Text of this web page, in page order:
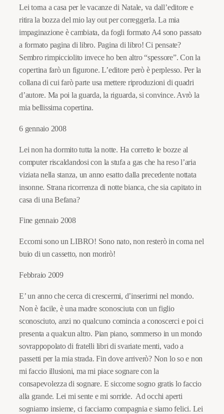
Lei torna a casa per le vacanze di Natale, va dall’editore e
ritira la bozza del mio lay out per correggerla. La mia
impaginazione è cambiata, da fogli formato A4 sono passato
a formato pagina di libro. Pagina di libro! Ci pensate?
Sembro rimpicciolito invece ho ben altro “spessore”. Con la
copertina farò un figurone. L’editore però è perplesso. Per la
collana di cui farò parte usa mettere riproduzioni di quadri
d’autore. Ma poi la guarda, la riguarda, si convince. Avrò la
mia bellissima copertina.
6 gennaio 2008
Lei non ha dormito tutta la notte. Ha corretto le bozze al
computer riscaldandosi con la stufa a gas che ha reso l’aria
viziata nella stanza, un anno esatto dalla precedente nottata
insonne. Strana ricorrenza di notte bianca, che sia capitato in
casa di una Befana?
Fine gennaio 2008
Eccomi sono un LIBRO! Sono nato, non resterò in coma nel
buio di un cassetto, non morirò!
Febbraio 2009
E’ un anno che cerca di crescermi, d’inserirmi nel mondo.
Non è facile, è una madre sconosciuta con un figlio
sconosciuto, anzi no qualcuno comincia a conoscerci e poi ci
presenta a qualcun altro. Pian piano, sommerso in un mondo
sovrappopolato di fratelli libri di svariate menti, vado a
passetti per la mia strada. Fin dove arriverò? Non lo so e non
mi faccio illusioni, ma mi piace sognare con la
consapevolezza di sognare. E siccome sogno gratis lo faccio
alla grande. Lei mi sente e mi sorride. Ad occhi aperti
sogniamo insieme, ci facciamo compagnia e siamo felici. Lei